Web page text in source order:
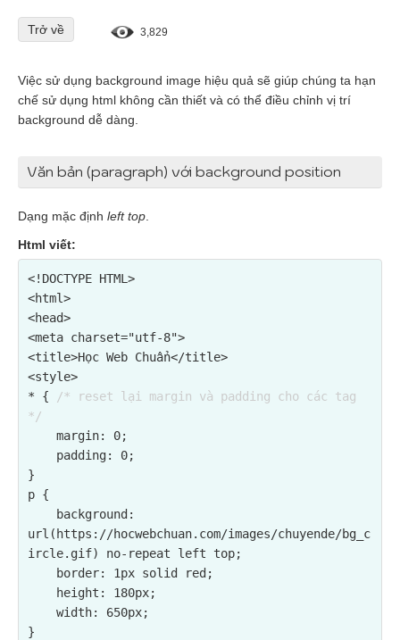
Trở về 3,829
Việc sử dụng background image hiệu quả sẽ giúp chúng ta hạn
chế sử dụng html không cần thiết và có thể điều chỉnh vị trí
background dễ dàng.
Văn bản (paragraph) với background position
Dạng mặc định left top
Html viết:
<!DOCTYPE HTML>
<html>
<head>
<meta charset="utf-8">
<title>Học Web Chuẩn</title>
<style>
* {
/* reset lại margin và padding cho các tag
*/
}
p {
background:
url(https://hocwebchuan.com/images/chuyende/bg_c
ircle.gif) no-repeat left top;
}